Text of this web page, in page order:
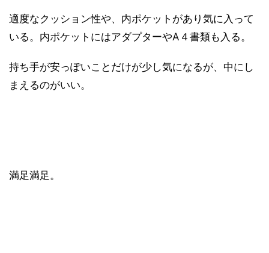
適度なクッション性や、内ポケットがあり気に入って
いる。内ポケットにはアダプターやA４書類も入る。
持ち手が安っぽいことだけが少し気になるが、中にし
まえるのがいい。
満足満足。